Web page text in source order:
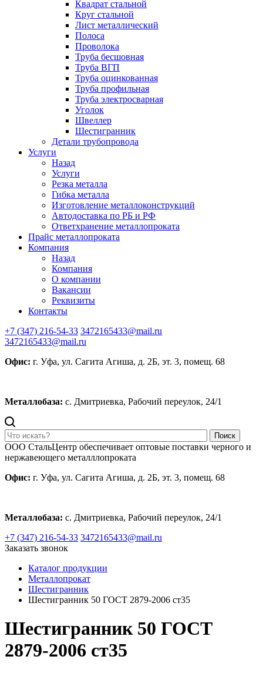
Квадрат стальной
Круг стальной
Лист металлический
Полоса
Проволока
Труба бесшовная
Труба ВГП
Труба оцинкованная
Труба профильная
Труба электросварная
Уголок
Швеллер
Шестигранник
Детали трубопровода
Услуги
Назад
Услуги
Резка металла
Гибка металла
Изготовление металлоконструкций
Автодоставка по РБ и РФ
Ответхранение металлопроката
Прайс металлопроката
Компания
Назад
Компания
О компании
Вакансии
Реквизиты
Контакты
+7 (347) 216-54-33 3472165433@mail.ru
3472165433@mail.ru
Офис: г. Уфа, ул. Сагита Агиша, д. 2Б, эт. 3, помещ. 68
Металлобаза: с. Дмитриевка, Рабочий переулок, 24/1
Поиск
ООО СтальЦентр обеспечивает оптовые поставки черного и
нержавеющего металллопроката
Офис: г. Уфа, ул. Сагита Агиша, д. 2Б, эт. 3, помещ. 68
Металлобаза: с. Дмитриевка, Рабочий переулок, 24/1
+7 (347) 216-54-33 3472165433@mail.ru
Заказать звонок
Каталог продукции
Металлопрокат
Шестигранник
Шестигранник 50 ГОСТ 2879-2006 ст35
Шестигранник 50 ГОСТ
2879-2006 ст35